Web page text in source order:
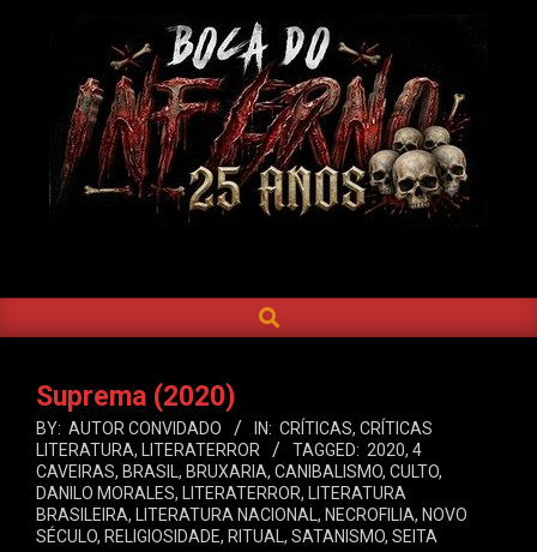
DO
INFERNO
Navigation
SEARCH
Suprema (2020)
BY: AUTOR CONVIDADO IN: CRÍTICAS, CRÍTICAS
LITERATURA, LITERATERROR TAGGED: 2020, 4
CAVEIRAS, BRASIL , BRUXARIA, CANIBALISMO, CULTO,
DANILO MORALES, LITERATERROR,
LITERATURA
BRASILEIRA, LITERATURA NACIONAL , NECROFILIA, NOVO
SÉCULO, RELIGIOSIDADE, RITUAL , SATANISMO, SEITA